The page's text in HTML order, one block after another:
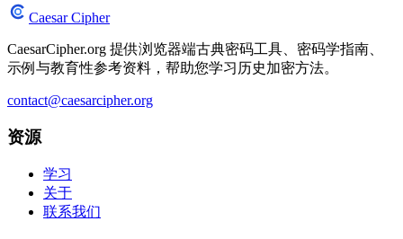
Caesar Cipher
CaesarCipher.org 提供浏览器端古典密码工具、密码学指南、
示例与教育性参考资料，帮助您学习历史加密方法。
contact@caesarcipher.org
资源
学习
关于
联系我们